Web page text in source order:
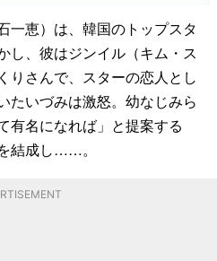
一恵）は、韓国のトップスタ
し、彼はジンイル（キム・ス
りさんで、スターの恋人とし
たいづみは激怒。幼なじみら
有名になれば」と提案する
結成し……。